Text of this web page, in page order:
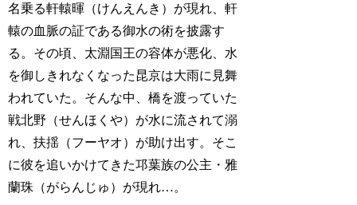
名乗る軒轅暉（けんえんき）が現れ、軒
轅の血脈の証である御水の術を披露す
る。その頃、太淵国王の容体が悪化、水
を御しきれなくなった昆京は大雨に見舞
われていた。そんな中、橋を渡っていた
戦北野（せんほくや）が水に流されて溺
れ、扶揺（フーヤオ）が助け出す。そこ
に彼を追いかけてきた邛葉族の公主・雅
蘭珠（がらんじゅ）が現れ…。